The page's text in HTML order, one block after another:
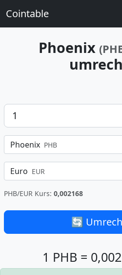
Cointable
Phoenix
Betrag
Phoenix PHB
Euro EUR
PHB/EUR Kurs: 0,002168
🔄
1 PHB =